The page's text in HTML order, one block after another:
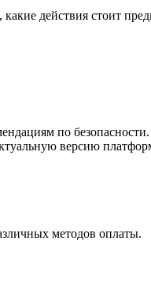
действия стоит
по
версию
методов оплаты.